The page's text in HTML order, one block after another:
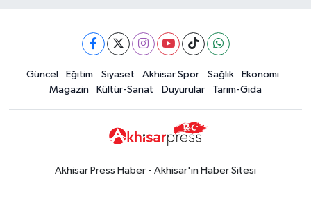
15:02Akhisar'da sıcak hava etkisini
sürdürüyor! İşte 5 günlük hava
durumu
Güncel
14:53 Altın fiyatları haftaya
yükselişle başladı! İşte 3 Ağustos
Güncel Eğitim Siyaset Akhisar Spor Sağlık
Ekonomi
Magazin
Kültür-Sanat Duyurular Tarım-Gıda
Akhisar Press Haber - Akhisar'ın Haber Sitesi